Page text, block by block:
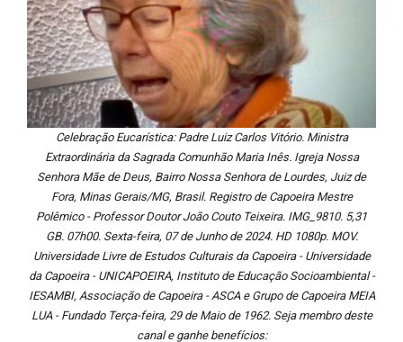
Celebração Eucarística: Padre Luiz Carlos Vitório. Ministra
Extraordinária da Sagrada Comunhão Maria Inês. Igreja Nossa
Senhora Mãe de Deus, Bairro Nossa Senhora de Lourdes, Juiz de
Fora, Minas Gerais/MG, Brasil. Registro de Capoeira Mestre
Polêmico - Professor Doutor João Couto Teixeira. IMG_9810. 5,31
GB. 07h00. Sexta-feira, 07 de Junho de 2024. HD 1080p. MOV.
Universidade Livre de Estudos Culturais da Capoeira - Universidade
da Capoeira - UNICAPOEIRA, Instituto de Educação Socioambiental -
IESAMBI, Associação de Capoeira - ASCA e Grupo de Capoeira MEIA
LUA - Fundado Terça-feira, 29 de Maio de 1962. Seja membro deste
canal e ganhe benefícios: